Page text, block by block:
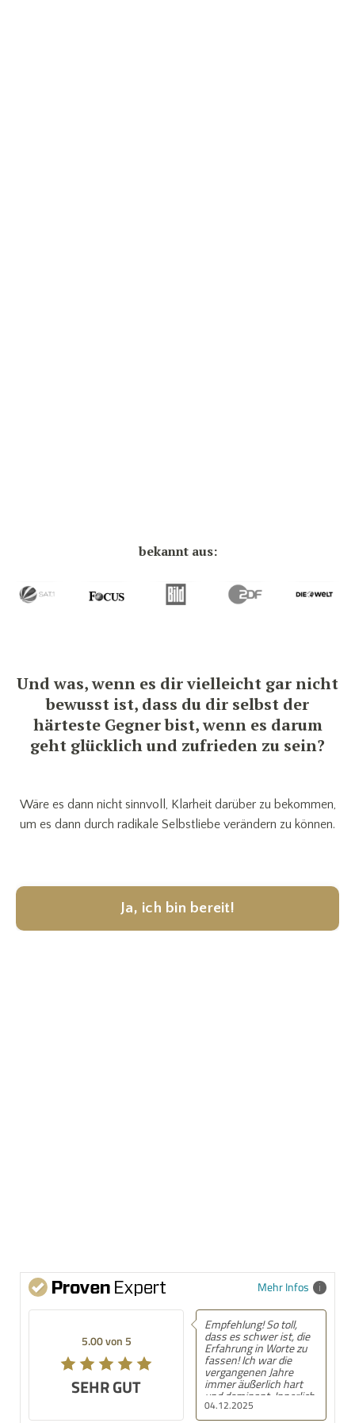
bekannt aus:
Und was, wenn es dir vielleicht gar nicht
bewusst ist, dass du dir selbst der
härteste Gegner bist, wenn es darum
geht glücklich und zufrieden zu sein?
Wäre es dann nicht sinnvoll, Klarheit darüber zu bekommen,
um es dann durch radikale Selbstliebe verändern zu können.
Ja, ich bin bereit!
Mehr Infos
5.00 von 5
SEHR GUT
04.12.2025
Empfehlung! So toll,
dass es schwer ist, die
Erfahrung in Worte zu
fassen! Ich war die
vergangenen Jahre
immer äußerlich hart
und dominant. Innerlich
habe ich Mauern
aufgebaut, die kaum